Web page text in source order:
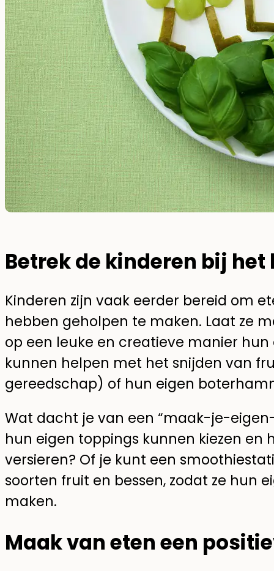
Betrek de kinderen bij het
Kinderen zijn vaak eerder bereid om
hebben geholpen te maken. Laat ze
op een leuke en creatieve manier
kunnen helpen met het snijden van
gereedschap) of hun eigen
Wat dacht je van een “maak-je-
hun eigen toppings kunnen kiezen en
versieren? Of je kunt een
soorten fruit en bessen, zodat ze hun
maken.
Maak van eten een